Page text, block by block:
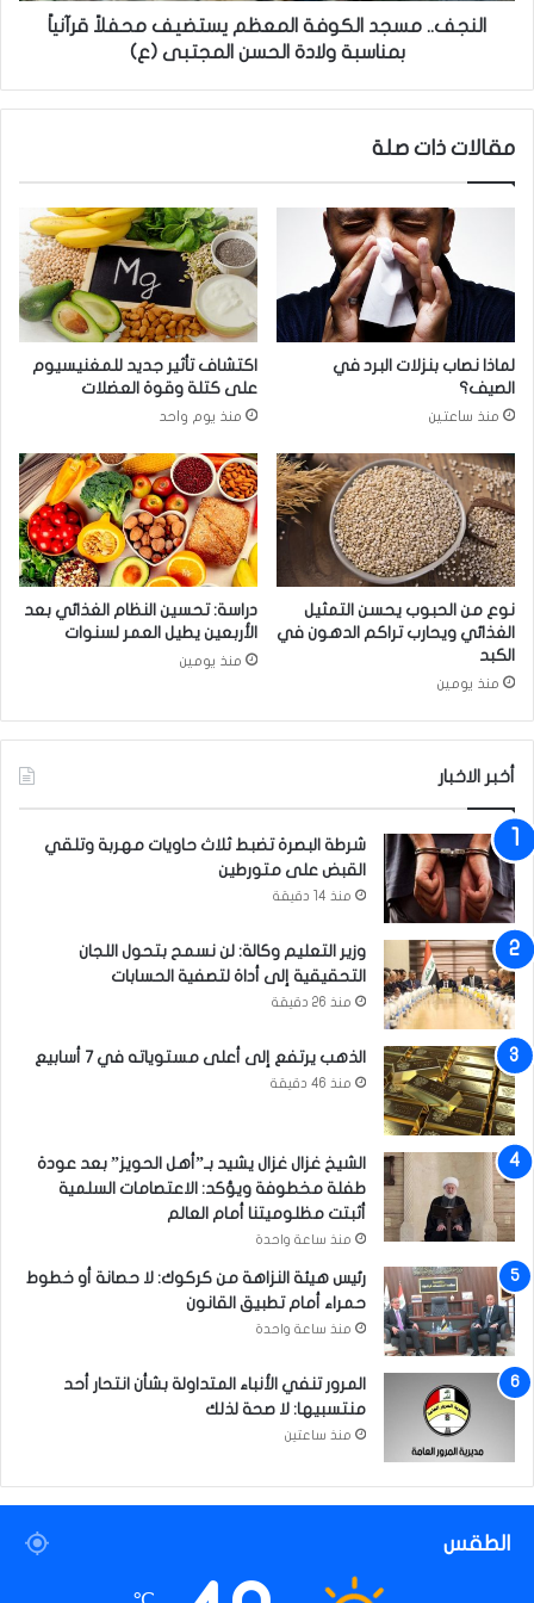
ا
ي
ر
ه
ا
و
ا
س
آ
ب
م
ؤ
ر
ا
؟
و
ع
ي
س
ت
ض
ي
ف
م
ح
ف
ل
اً
ق
ر
ن
اً
م
ا
س
ب
ة
و
ل
ا
د
ة
ا
ل
ح
س
ن
ا
م
ج
ت
ب
ى
(
النجف.. مسجد الكوفة المعظم يستضيف محفلاً قرآنياً
بمناسبة ولادة الحسن المجتبى (ع)
مقالات ذات صلة
لماذا نصاب بنزلات البرد في
الصيف؟
منذ ساعتين
اكتشاف تأثير جديد للمغنيسيوم
على كتلة وقوة العضلات
منذ يوم واحد
نوع من الحبوب يحسن التمثيل
الغذائي ويحارب تراكم الدهون في
الكبد
منذ يومين
دراسة: تحسين النظام الغذائي بعد
الأربعين يطيل العمر لسنوات
منذ يومين
أخبر الاخبار
شرطة البصرة تضبط ثلاث حاويات مهربة وتلقي
القبض على متورطين
منذ 14 دقيقة
وزير التعليم وكالة: لن نسمح بتحول اللجان
التحقيقية إلى أداة لتصفية الحسابات
منذ 26 دقيقة
الذهب يرتفع إلى أعلى مستوياته في 7 أسابيع
منذ 46 دقيقة
الشيخ غزال غزال يشيد بـ”أهل الحويز” بعد عودة
طفلة مخطوفة ويؤكد: الاعتصامات السلمية
أثبتت مظلوميتنا أمام العالم
منذ ساعة واحدة
رئيس هيئة النزاهة من كركوك: لا حصانة أو خطوط
حمراء أمام تطبيق القانون
منذ ساعة واحدة
المرور تنفي الأنباء المتداولة بشأن انتحار أحد
منتسبيها: لا صحة لذلك
منذ ساعتين
الطقس